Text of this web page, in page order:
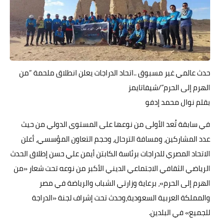
حوادث وقضايا
خدمات
الصحه والجمال
فن المطبخ
حدث عالمي غير مسبوق ..اتحاد الدراجات يعلن انطلاق ملحمة “من
الهرم إلى الحرم”/شيفاتايمز
بقلم نوال محمد إدفو
في سابقة تُعد الأولى من نوعها على المستوى الدولي من حيث
عدد المشاركين، ومسافة الترحال، وحجم التعاون المؤسسي، أعلن
الاتحاد المصري للدراجات برئاسة الكابتن أيمن علي حسن إطلاق الحدث
الرياضي الثقافي الاجتماعي الديني الأكبر من نوعه تحت شعار «من
الهرم إلى الحرم»، برعاية وزارتي الشباب والرياضة في مصر
والمملكة العربية السعودية،وحدث تحت إشراف لجنة «الدراجة
للجميع» في البلدين.